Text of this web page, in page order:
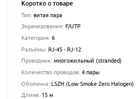
Коротко о товаре
Тип: витая пара
Экранирование: F/UTP
Категория: 6
Разъёмы: RJ-45 - RJ-12
Проводник: многожильный (stranded)
Количество проводов: 4 пары
Оболочка: LSZH (Low Smoke Zero Halogen)
Длина: 15 м